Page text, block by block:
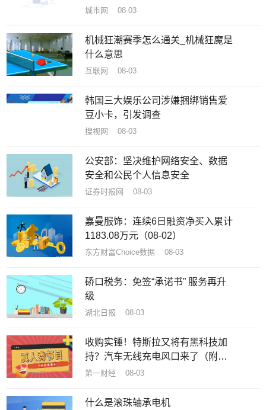
城市网 08-03
机械狂潮赛季怎么通关_机械狂魔是
什么意思
互联网 08-03
韩国三大娱乐公司涉嫌捆绑销售爱
豆小卡，引发调查
搜视网 08-03
公安部：坚决维护网络安全、数据
安全和公民个人信息安全
证券时报网 08-03
嘉曼服饰：连续6日融资净买入累计
1183.08万元（08-02）
东方财富Choice数据 08-03
硚口税务：免签“承诺书” 服务再升
级
湖北日报 08-03
收购实锤！特斯拉又将有黑科技加
持？汽车无线充电风口来了（附
股）
第一财经 08-03
什么是滚珠轴承电机